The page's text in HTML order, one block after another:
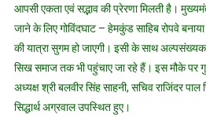
आपसी एकता एवं सद्भाव की प्रेरणा मिलती है।
जाने के लिए गोविंदघाट – हेमकुंड साहिब रोपवे
की यात्रा सुगम हो जाएगी। इसी के साथ
सिख समाज तक भी पहुंचाए जा रहे हैं। इस मौके पर
अध्यक्ष श्री बलवीर सिंह साहनी, सचिव राजिंदर
सिद्धार्थ अग्रवाल उपस्थित हुए।